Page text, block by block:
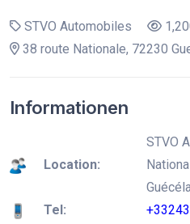
STVO Automobiles
38 route Nationale, 72230
Informationen
Location:
STVO
Tel: